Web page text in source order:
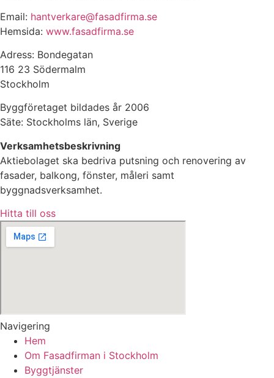
Email: hantverkare@fasadfirma.se
Hemsida: www.fasadfirma.se
Adress: Bondegatan
116 23 Södermalm
Stockholm
Byggföretaget bildades år 2006
Säte: Stockholms län, Sverige
Verksamhetsbeskrivning
Aktiebolaget ska bedriva putsning och renovering av
fasader, balkong, fönster, måleri samt
byggnadsverksamhet.
Hitta till oss
Navigering
Hem
Om Fasadfirman i Stockholm
Byggtjänster